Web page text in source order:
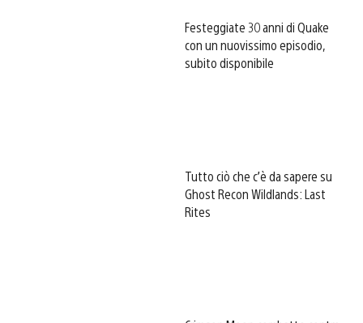
Festeggiate 30 anni di Quake
con un nuovissimo episodio,
subito disponibile
Tutto ciò che c’è da sapere su
Ghost Recon Wildlands: Last
Rites